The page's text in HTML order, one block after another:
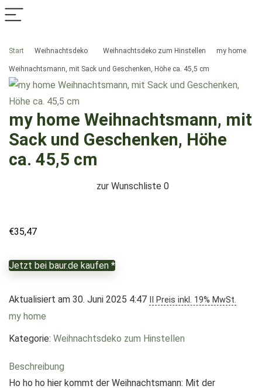
Start Weihnachtsdeko Weihnachtsdeko zum Hinstellen my home
Weihnachtsmann, mit Sack und Geschenken, Höhe ca. 45,5 cm
my home Weihnachtsmann, mit
Sack und Geschenken, Höhe
ca. 45,5 cm
zur Wunschliste 0
€35,47
Jetzt bei baur.de kaufen *
Aktualisiert am 30. Juni 2025 4:47 II Preis inkl. 19% MwSt.
my home
Kategorie: Weihnachtsdeko zum Hinstellen
Beschreibung
Ho ho ho hier kommt der Weihnachtsmann: Mit der